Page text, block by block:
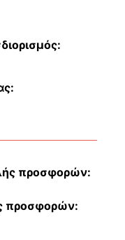
προσφορών:
προσφορών: